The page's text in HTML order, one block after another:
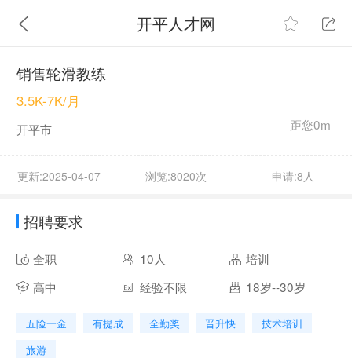
开平人才网
销售轮滑教练
距您0m
3.5K-7K/月
开平市
更新:2025-04-07 浏览:8020次 申请:8人
招聘要求
全职 10人
培训
高中
经验不限 18岁--30岁
五险一金 有提成 全勤奖 晋升快
技术培训
旅游